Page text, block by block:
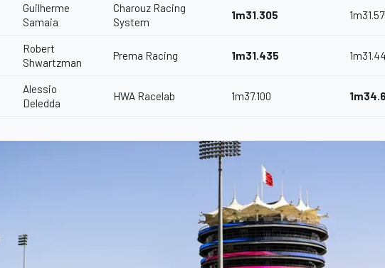
Guilherme
Samaia
Charouz Racing
System
1m31.305
Robert
Shwartzman
Prema Racing 1m31.435
Alessio
Deledda
HWA Racelab 1m37.100